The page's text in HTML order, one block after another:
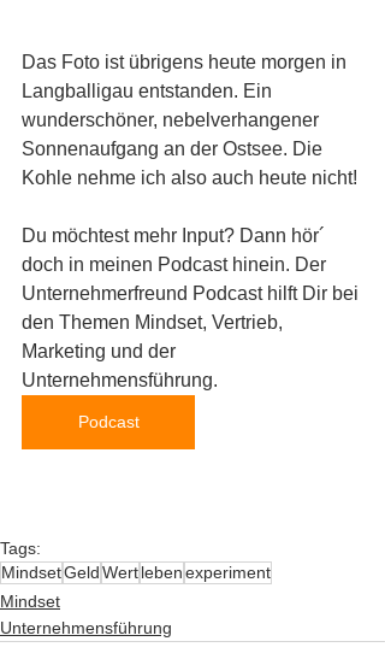
Das Foto ist übrigens heute morgen in
Langballigau entstanden. Ein
wunderschöner, nebelverhangener
Sonnenaufgang an der Ostsee. Die
Kohle nehme ich also auch heute nicht!
Du möchtest mehr Input? Dann hör´
doch in meinen Podcast hinein. Der
Unternehmerfreund Podcast hilft Dir bei
den Themen Mindset, Vertrieb,
Marketing und der
Unternehmensführung.
Podcast
Tags:
MindsetGeldWertlebenexperiment
Mindset
Unternehmensführung